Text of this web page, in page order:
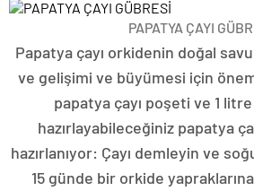
PAPATYA ÇAYI
Papatya çayı orkidenin doğal
ve gelişimi ve büyümesi için
papatya çayı poşeti ve 1
hazırlayabileceğiniz papatya
hazırlanıyor: Çayı demleyin ve
15 günde bir orkide